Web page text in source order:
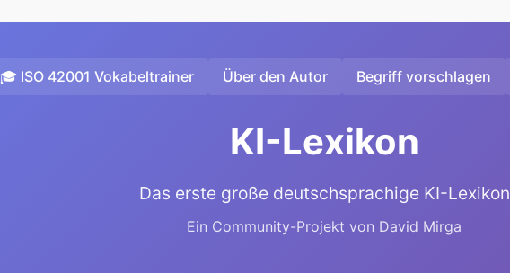
🎓 ISO 42001 Vokabeltrainer Über den Autor Begriff vorschlagen
KI-Lexikon
Das erste große deutschsprachige KI-Lexikon
Ein Community-Projekt von David Mirga